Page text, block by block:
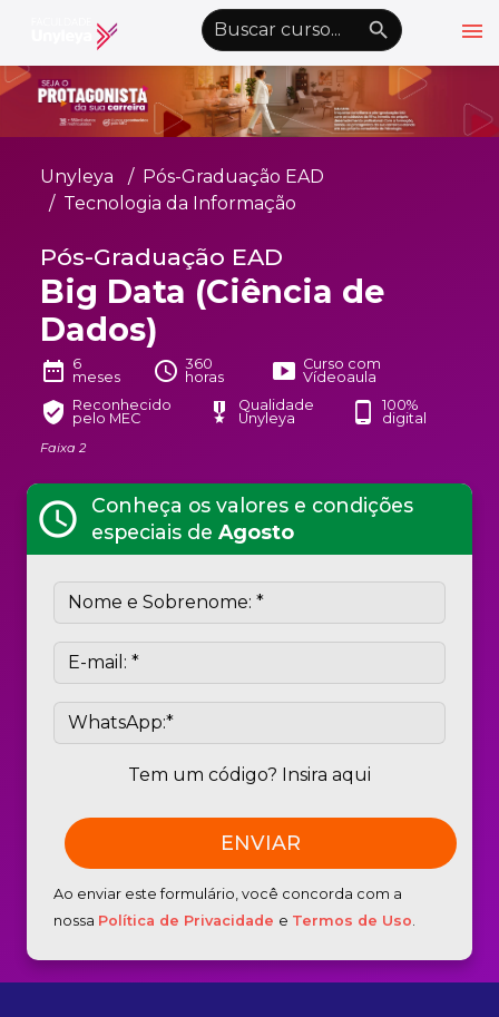
menu
emoji_objectsAlto Contraste nights_stay wb_sunny
Graduação EAD
Pós-Graduação EAD
Atualização Profissional
Conheça a Unyleyakeyboard_arrow_down
Alianças Acadêmicas
Convênios
keyboard_arrow_down
UnyVantagens
Unyleya
Pós-Graduação EAD
Tecnologia da Informação
Pós-Graduação EAD
Big Data (Ciência de
Dados)
date_range 6
meses
schedule 360
horas
smart_display Curso com
Vídeoaula
verified_user Reconhecido
pelo MEC
military_tech
Qualidade
Unyleya
phone_android
100%
digital
Faixa 2
schedule
Conheça os valores e condições
especiais de Agosto
Tem um código? Insira aqui
Ao enviar este formulário, você concorda com a
nossa Política de Privacidade e Termos de Uso.